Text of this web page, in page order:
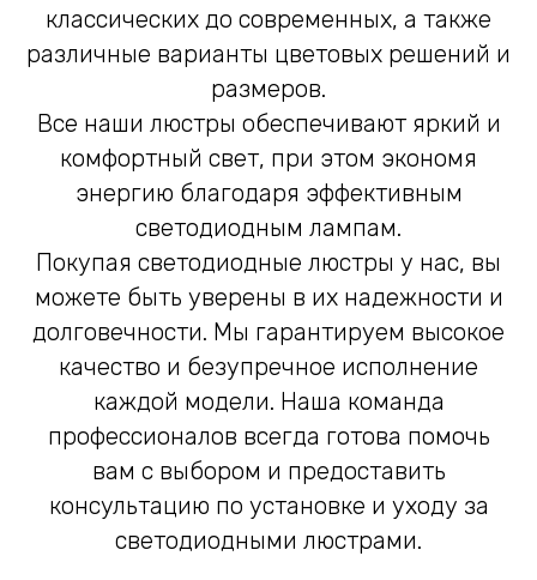
классических до современных, а также
различные варианты цветовых решений и
размеров.
Все наши люстры обеспечивают яркий и
комфортный свет, при этом экономя
энергию благодаря эффективным
светодиодным лампам.
Покупая светодиодные люстры у нас, вы
можете быть уверены в их надежности и
долговечности. Мы гарантируем высокое
качество и безупречное исполнение
каждой модели. Наша команда
профессионалов всегда готова помочь
вам с выбором и предоставить
консультацию по установке и уходу за
светодиодными люстрами.